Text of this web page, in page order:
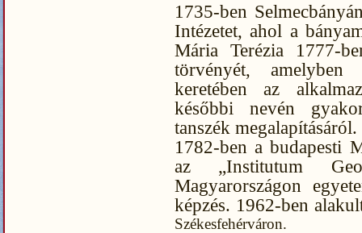
1735-ben
Intézetet, ahol a
Mária Terézia 1777-
törvényét,
keretében az
későbbi nevén
tanszék
1782-ben a budapesti
az „Institutum
Magyarországon
képzés. 1962-ben
Székesfehérváron.